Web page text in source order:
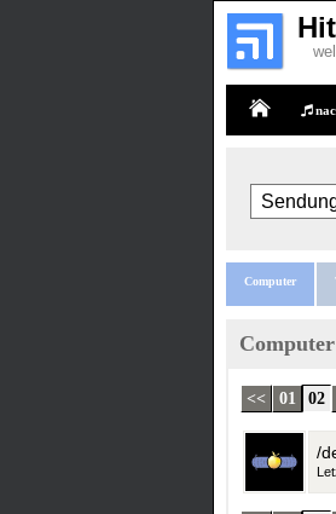
Computer
Computer
<< 01 02
/